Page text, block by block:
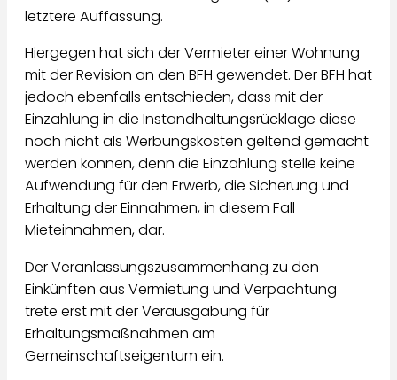
letztere Auffassung.
Hiergegen hat sich der Vermieter einer Wohnung
mit der Revision an den BFH gewendet. Der BFH hat
jedoch ebenfalls entschieden, dass mit der
Einzahlung in die Instandhaltungsrücklage diese
noch nicht als Werbungskosten geltend gemacht
werden können, denn die Einzahlung stelle keine
Aufwendung für den Erwerb, die Sicherung und
Erhaltung der Einnahmen, in diesem Fall
Mieteinnahmen, dar.
Der Veranlassungszusammenhang zu den
Einkünften aus Vermietung und Verpachtung
trete erst mit der Verausgabung für
Erhaltungsmaßnahmen am
Gemeinschaftseigentum ein.